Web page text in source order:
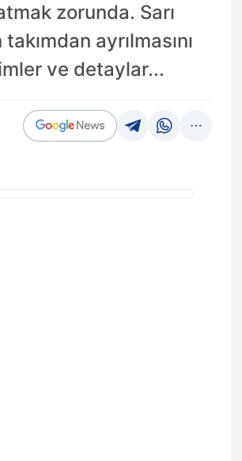
zorunda. Sarı
ayrılmasını
ve detaylar...